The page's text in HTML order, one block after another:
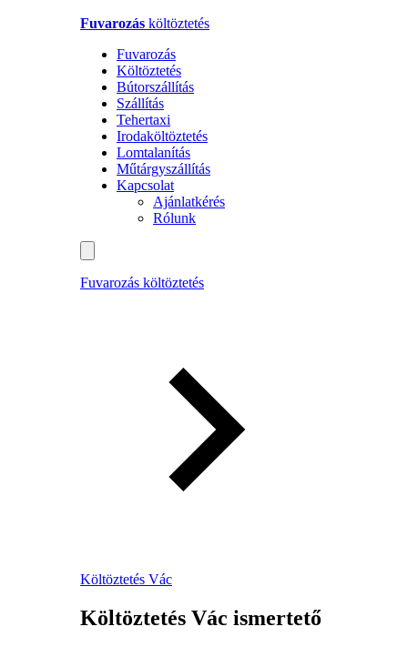
Fuvarozás költöztetés
Fuvarozás
Költöztetés
Bútorszállítás
Szállítás
Tehertaxi
Irodaköltöztetés
Lomtalanítás
Műtárgyszállítás
Kapcsolat
Ajánlatkérés
Rólunk
Fuvarozás költöztetés
Költöztetés Vác
Költöztetés Vác ismertető